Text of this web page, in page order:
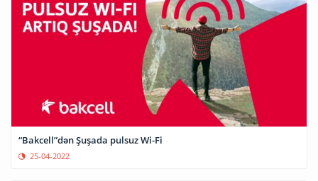
“Bakcell”dən Şuşada pulsuz Wi-Fi
25-04-2022